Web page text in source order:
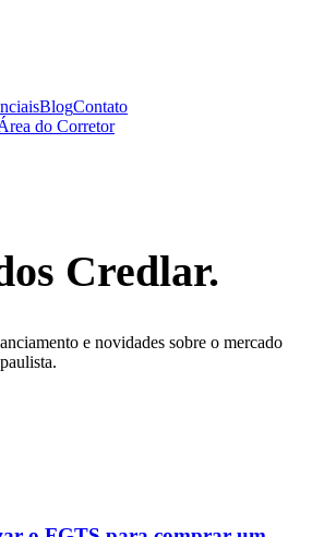
BlogContato
do Corretor
Credlar.
e novidades sobre o mercado